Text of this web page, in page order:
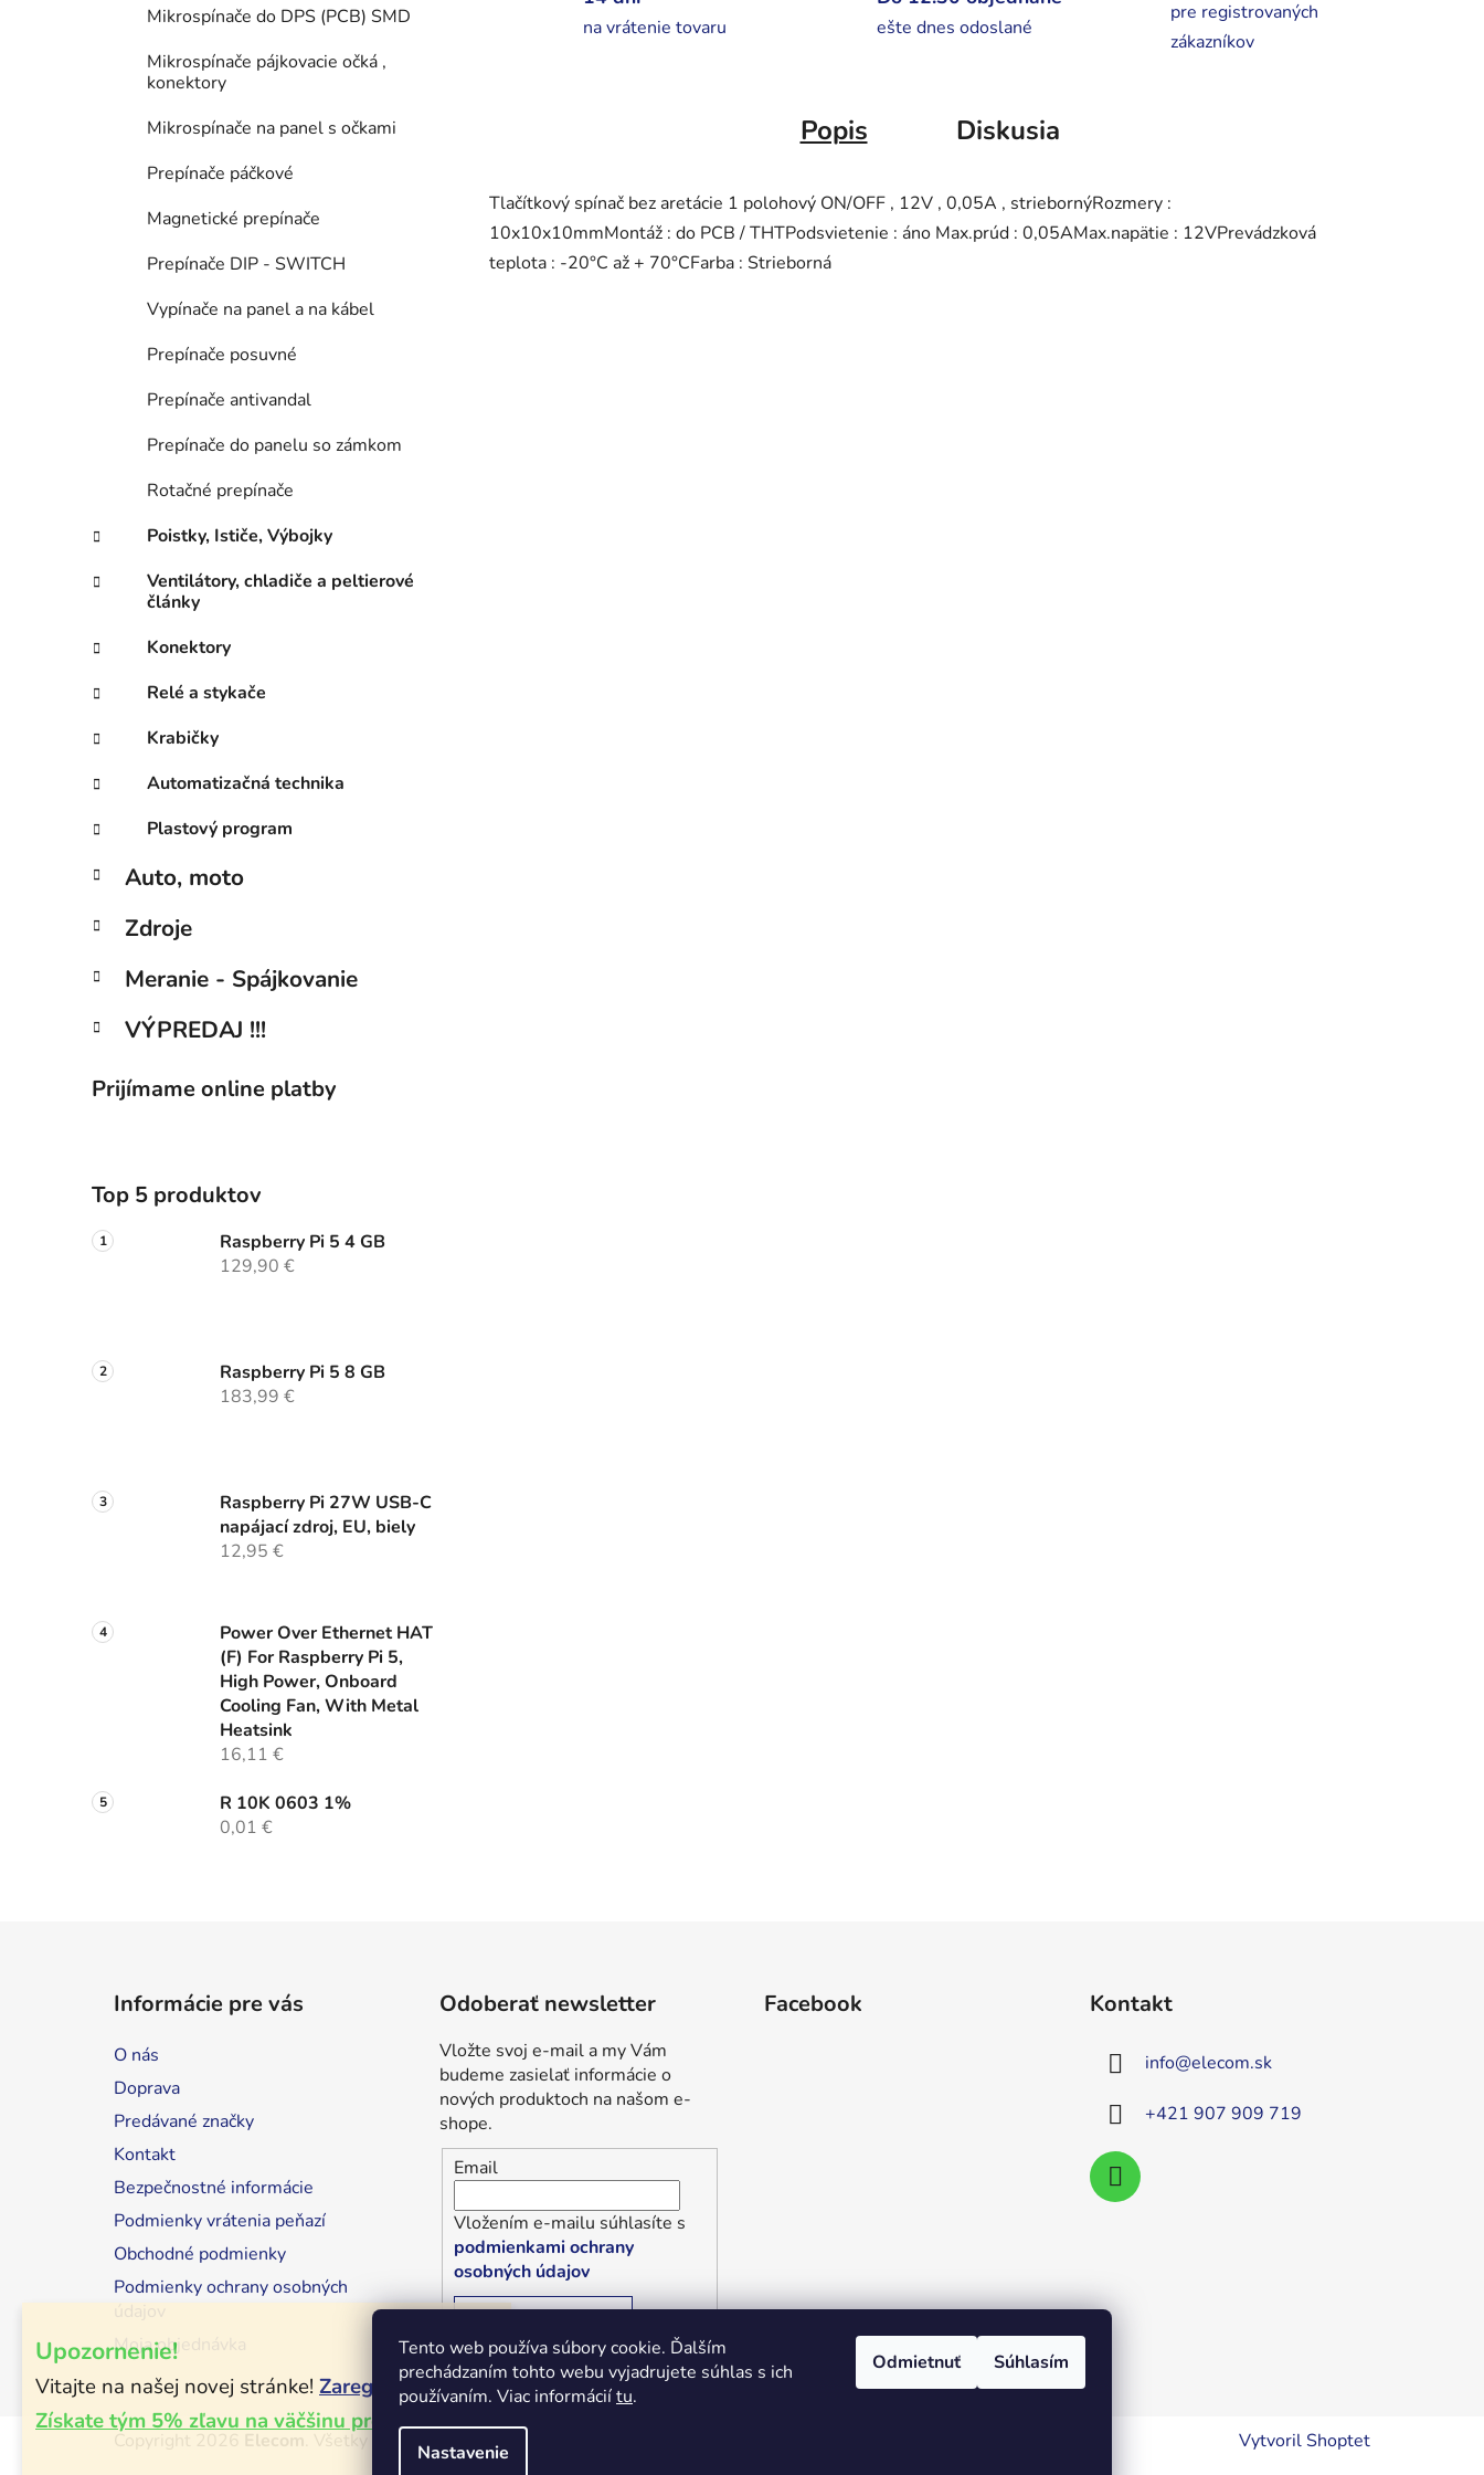
Tento web používa súbory cookie. Ďalším
prechádzaním tohto webu vyjadrujete súhlas s ich
používaním. Viac informáciítu.
Nastavenie
Odmietnuť Súhlasím
Upozornenie!
Vitajte na našej novej stránke! Zaregistrujte sa!
Získate tým 5% zľavu na väčšinu produktov!
Mikrospínače do DPS (PCB) SMD
Mikrospínače pájkovacie očká ,
konektory
Mikrospínače na panel s očkami
Prepínače páčkové
Magnetické prepínače
Prepínače DIP - SWITCH
Vypínače na panel a na kábel
Prepínače posuvné
Prepínače antivandal
Prepínače do panelu so zámkom
Rotačné prepínače
Poistky, Ističe, Výbojky
Ventilátory, chladiče a peltierové
články
Konektory
Relé a stykače
Krabičky
Automatizačná technika
Plastový program
Auto, moto
Zdroje
Meranie - Spájkovanie
VÝPREDAJ !!!
Prijímame online platby
Top 5 produktov
Raspberry Pi 5 4 GB
129,90 €
Raspberry Pi 5 8 GB
183,99 €
Raspberry Pi 27W USB-C
napájací zdroj, EU, biely
12,95 €
Power Over Ethernet HAT
(F) For Raspberry Pi 5,
High Power, Onboard
Cooling Fan, With Metal
Heatsink
16,11 €
R 10K 0603 1%
0,01 €
na vrátenie tovaru ešte dnes odoslané
pre registrovaných
zákazníkov
Popis Diskusia
Tlačítkový spínač bez aretácie 1 polohový ON/OFF , 12V , 0,05A , striebornýRozmery :
10x10x10mmMontáž : do PCB / THTPodsvietenie : áno Max.prúd : 0,05AMax.napätie : 12VPrevádzková
teplota : -20°C až + 70°CFarba : Strieborná
Informácie pre vás
O nás
Doprava
Predávané značky
Kontakt
Bezpečnostné informácie
Podmienky vrátenia peňazí
Obchodné podmienky
Podmienky ochrany osobných
Moja objednávka
Odoberať newsletter
Vložte svoj e-mail a my Vám
budeme zasielať informácie o
nových produktoch na našom e-
shope.
Email
Vložením e-mailu súhlasíte s
podmienkami ochrany
osobných údajov
Facebook Kontakt
info@elecom.sk
+421 907 909 719
Vytvoril Shoptet
. Všetky práva vyhradené.